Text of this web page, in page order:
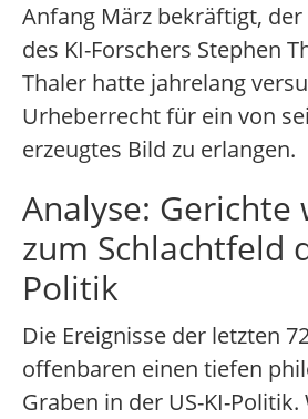
Anfang März bekräftigt,
des KI-Forschers Stephen
Thaler hatte jahrelang
Urheberrecht für ein von
erzeugtes Bild zu erlangen.
Analyse: Gerichte
zum Schlachtfeld
Politik
Die Ereignisse der letzten
offenbaren einen tiefen
Graben in der US-KI-